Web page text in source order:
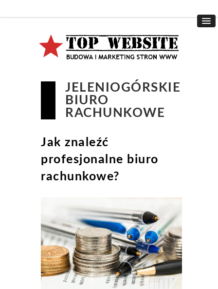
JELENIOGÓRSKIE
BIURO
RACHUNKOWE
Jak znaleźć
profesjonalne biuro
rachunkowe?